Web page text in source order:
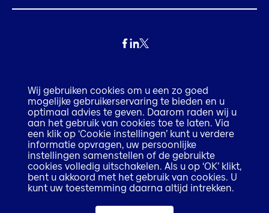
Wij gebruiken cookies om u een zo goed
mogelijke gebruikerservaring te bieden en u
optimaal advies te geven. Daarom raden wij u
aan het gebruik van cookies toe te laten. Via
een klik op ‘Cookie instellingen’ kunt u verdere
informatie opvragen, uw persoonlijke
instellingen samenstellen of de gebruikte
cookies volledig uitschakelen. Als u op ‘OK’ klikt,
bent u akkoord met het gebruik van cookies. U
kunt uw toestemming daarna altijd intrekken.
Fraude
Disclaimer
Execution only disclaimer